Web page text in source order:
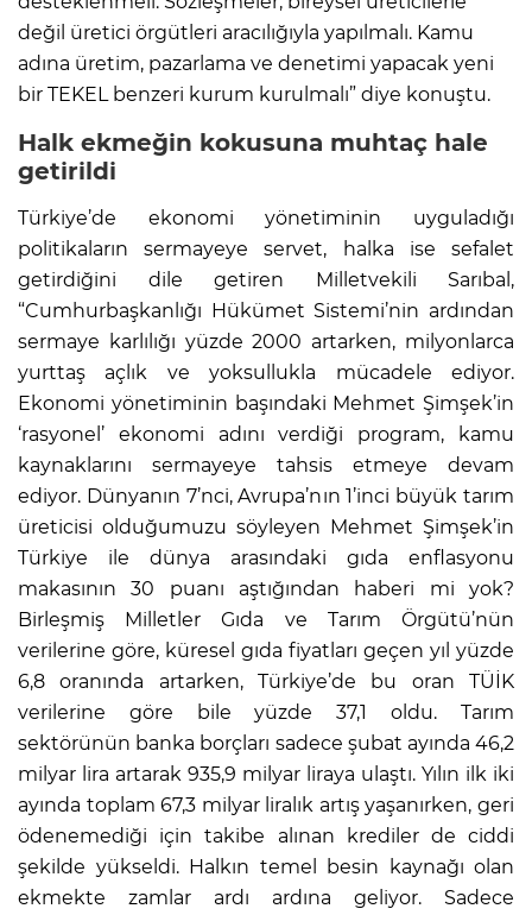
değil üretici örgütleri aracılığıyla yapılmalı. Kamu
adına üretim, pazarlama ve denetimi yapacak yeni
bir TEKEL benzeri kurum kurulmalı” diye konuştu.
Halk ekmeğin kokusuna muhtaç hale
getirildi
Türkiye’de ekonomi yönetiminin uyguladığı
politikaların sermayeye servet, halka ise sefalet
getirdiğini dile getiren Milletvekili Sarıbal,
“Cumhurbaşkanlığı Hükümet Sistemi’nin ardından
sermaye karlılığı yüzde 2000 artarken, milyonlarca
yurttaş açlık ve yoksullukla mücadele ediyor.
Ekonomi yönetiminin başındaki Mehmet Şimşek’in
‘rasyonel’ ekonomi adını verdiği program, kamu
kaynaklarını sermayeye tahsis etmeye devam
ediyor. Dünyanın 7’nci, Avrupa’nın 1’inci büyük tarım
üreticisi olduğumuzu söyleyen Mehmet Şimşek’in
Türkiye ile dünya arasındaki gıda enflasyonu
makasının 30 puanı aştığından haberi mi yok?
Birleşmiş Milletler Gıda ve Tarım Örgütü’nün
verilerine göre, küresel gıda fiyatları geçen yıl yüzde
6,8 oranında artarken, Türkiye’de bu oran TÜİK
verilerine göre bile yüzde 37,1 oldu. Tarım
sektörünün banka borçları sadece şubat ayında 46,2
milyar lira artarak 935,9 milyar liraya ulaştı. Yılın ilk iki
ayında toplam 67,3 milyar liralık artış yaşanırken, geri
ödenemediği için takibe alınan krediler de ciddi
şekilde yükseldi. Halkın temel besin kaynağı olan
ekmekte zamlar ardı ardına geliyor. Sadece